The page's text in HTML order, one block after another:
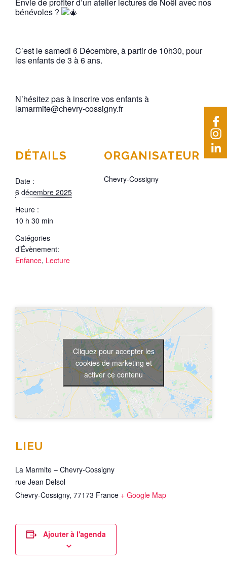
bénévoles ?
C’est le samedi 6 Décembre, à partir de 10h30, pour
les enfants de 3 à 6 ans.
N’hésitez pas à inscrire vos enfants à
lamarmite@chevry-cossigny.fr
DÉTAILS
Date :
6 décembre 2025
Heure :
10 h 30 min
Catégories
d’Évènement:
Enfance, Lecture
ORGANISATEUR
Chevry-Cossigny
LIEU
La Marmite – Chevry-Cossigny
rue Jean Delsol
Chevry-Cossigny, 77173 France + Google Map
Cliquez pour accepter les
cookies de marketing et
activer ce contenu
Ajouter à l'agenda